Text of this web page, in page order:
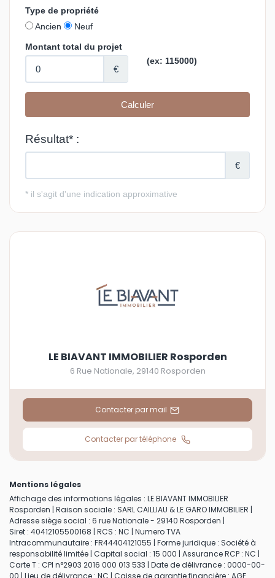
LE BIAVANT IMMOBILIER Rosporden
6 Rue Nationale, 29140 Rosporden
Contacter par mail
Contacter par téléphone
Mentions légales
Affichage des informations légales : LE BIAVANT IMMOBILIER
Rosporden | Raison sociale : SARL CAILLIAU & LE GARO IMMOBILIER |
Adresse siège social : 6 rue Nationale - 29140 Rosporden |
Siret : 40412105500168 | RCS : NC | Numero TVA
Intracommunautaire : FR44404121055 | Forme juridique : Société à
responsabilité limitée | Capital social : 15 000 | Assurance RCP : NC |
Carte T : CPI n°2903 2016 000 013 533 | Date de délivrance : 0000-00-